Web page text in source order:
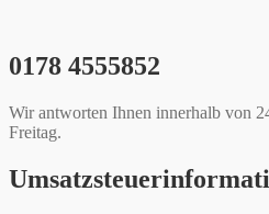
0178 4555852
Wir antworten Ihnen innerhalb von
Freitag.